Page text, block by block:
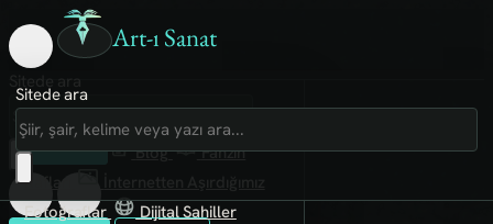
Art-ı Sanat
Sitede ara
Art-ı Sosyal
İmece
Kütüphane
Blog
Fanzin
Rafları
Fotoğraflar
Dijital Sahiller